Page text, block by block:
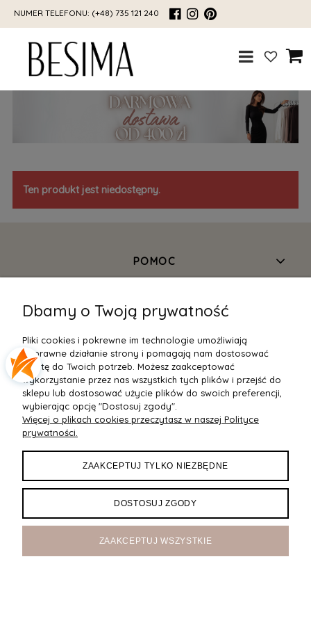
NUMER TELEFONU: (+48) 735 121 240
Ten produkt jest niedostępny.
POMOC
O NAS
Maxsote Rocoto Theme. All rights reserved
Sklep internetowy Shoper.pl
Dbamy o Twoją prywatność
Pliki cookies i pokrewne im technologie umożliwiają
poprawne działanie strony i pomagają nam dostosować
ofertę do Twoich potrzeb. Możesz zaakceptować
wykorzystanie przez nas wszystkich tych plików i przejść do
sklepu lub dostosować użycie plików do swoich preferencji,
wybierając opcję "Dostosuj zgody".
Więcej o plikach cookies przeczytasz w naszej Polityce
prywatności.
ZAAKCEPTUJ TYLKO NIEZBĘDNE
DOSTOSUJ ZGODY
ZAAKCEPTUJ WSZYSTKIE